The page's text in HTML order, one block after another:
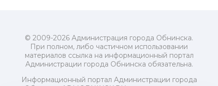
© 2009-2026 Администрация города Обнинска.
При полном, либо частичном использовании
материалов ссылка на информационный портал
Администрации города Обнинска обязательна.
Информационный портал Администрации города